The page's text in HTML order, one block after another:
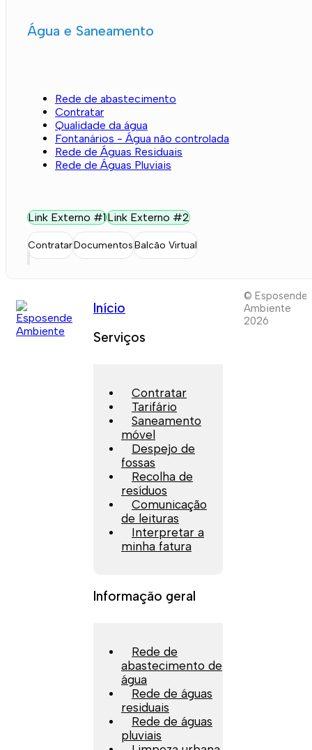
Água e Saneamento
Rede de abastecimento
Contratar
Qualidade da água
Fontanários - Água não controlada
Rede de Águas Residuais
Rede de Águas Pluviais
Link Externo #1Link Externo #2
ContratarDocumentosBalcão Virtual
Início
Serviços
Contratar
Tarifário
Saneamento
móvel
Despejo de
fossas
Recolha de
resíduos
Comunicação
de leituras
Interpretar a
minha fatura
Informação geral
Rede de
abastecimento de
água
Rede de águas
residuais
Rede de águas
pluviais
© Esposende
Ambiente
2026